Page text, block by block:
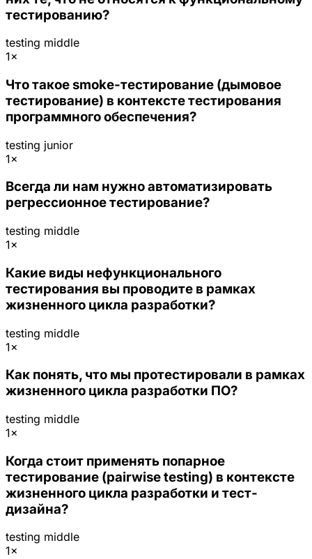
тестированию?
testing middle
1×
Что такое smoke-тестирование (дымовое
тестирование) в контексте тестирования
программного обеспечения?
testing junior
1×
Всегда ли нам нужно автоматизировать
регрессионное тестирование?
testing middle
1×
Какие виды нефункционального
тестирования вы проводите в рамках
жизненного цикла разработки?
testing middle
1×
Как понять, что мы протестировали в рамках
жизненного цикла разработки ПО?
testing middle
1×
Когда стоит применять попарное
тестирование (pairwise testing) в контексте
жизненного цикла разработки и тест-
дизайна?
testing middle
1×